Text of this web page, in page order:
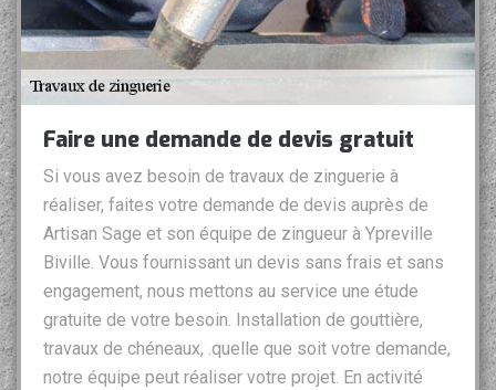
Faire une demande de devis gratuit
Si vous avez besoin de travaux de zinguerie à
réaliser, faites votre demande de devis auprès de
Artisan Sage et son équipe de zingueur à Ypreville
Biville. Vous fournissant un devis sans frais et sans
engagement, nous mettons au service une étude
gratuite de votre besoin. Installation de gouttière,
travaux de chéneaux, .quelle que soit votre demande,
notre équipe peut réaliser votre projet. En activité